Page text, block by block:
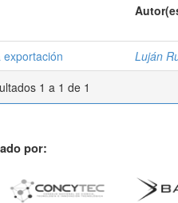
Luján
1 a 1 de 1
por: